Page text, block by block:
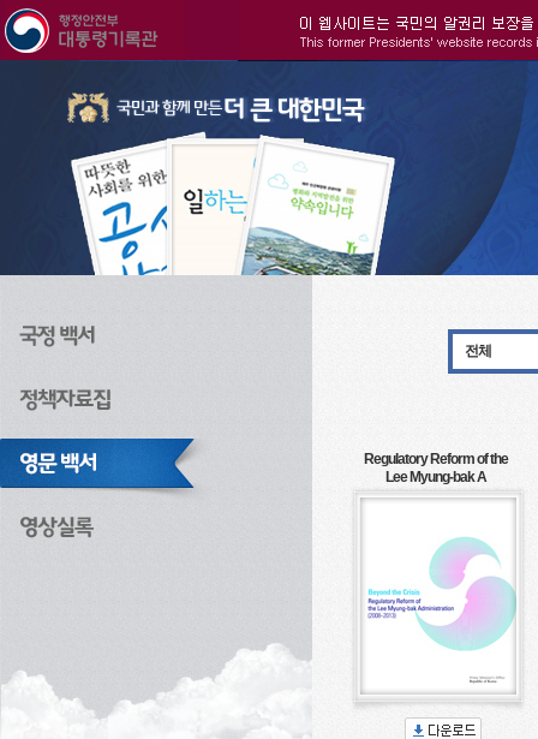
전체
Regulatory Reform of the
Lee Myung-bak A